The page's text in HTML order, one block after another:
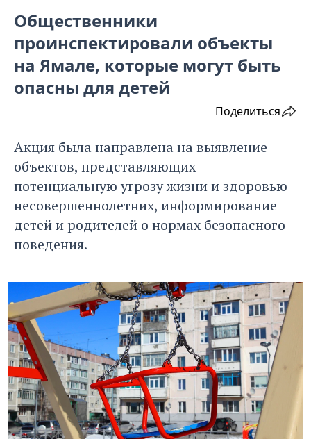
Общественники
проинспектировали объекты
на Ямале, которые могут быть
опасны для детей
Поделиться
Акция была направлена на выявление
объектов, представляющих
потенциальную угрозу жизни и здоровью
несовершеннолетних, информирование
детей и родителей о нормах безопасного
поведения.